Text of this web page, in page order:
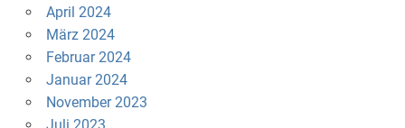
April 2024
März 2024
Februar 2024
Januar 2024
November 2023